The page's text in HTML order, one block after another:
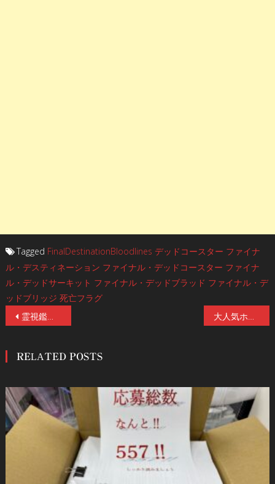
Tagged FinalDestinationBloodlines デッドコースター ファイナ
ル・デスティネーション ファイナル・デッドコースター ファイナ
ル・デッドサーキット ファイナル・デッドブラッド ファイナル・デ
ッドブリッジ 死亡フラグ
投
ナ
ビ
ゲ
ー
霊視鑑定で邦題が決定！ゴシック超常サスペンスホラー『視える』11/7(金)公開！ポスター&新規場面写真9点解禁！ 大人気ホラーアンソロジー『V/H/S』シリーズ未公開作『V/H/S 99』『V/H/S 85』公開日決定！日本版ビジュアル、場面写真10点解禁！
RELATED POSTS